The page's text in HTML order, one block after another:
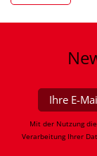
Mit der Nutzung
Verarbeitung Ihrer